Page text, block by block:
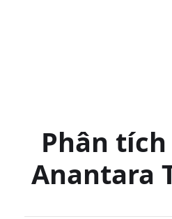
Phân
Anantara